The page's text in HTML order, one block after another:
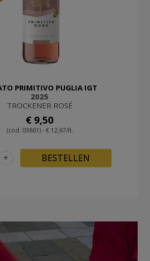
PRIMITIVO PUGLIA IGT
2025
TROCKENER ROSÉ
€ 9,50
(cod. 03861) - € 12,67/lt.
+ BESTELLEN